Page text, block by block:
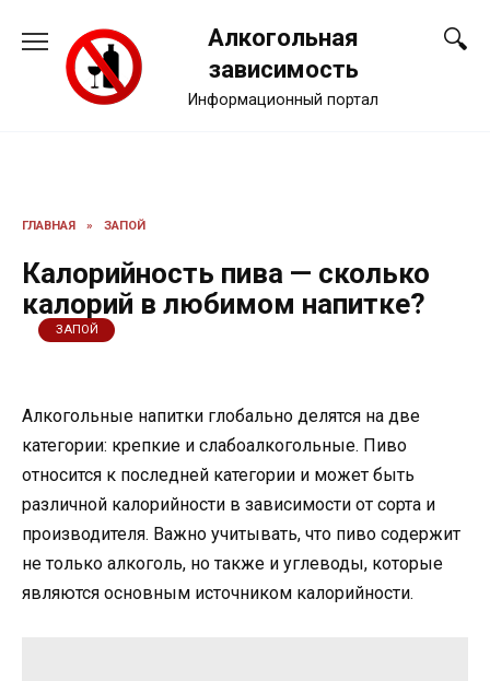
содержанию
Алкогольная
зависимость
Информационный портал
ГЛАВНАЯ » ЗАПОЙ
Калорийность пива — сколько
калорий в любимом напитке?
ЗАПОЙ
Алкогольные напитки глобально делятся на две
категории: крепкие и слабоалкогольные. Пиво
относится к последней категории и может быть
различной калорийности в зависимости от сорта и
производителя. Важно учитывать, что пиво содержит
не только алкоголь, но также и углеводы, которые
являются основным источником калорийности.